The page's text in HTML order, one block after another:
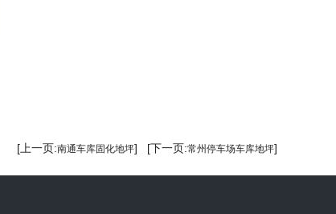
[上一页:南通车库固化地坪] [下一页:常州停车场车库地坪]